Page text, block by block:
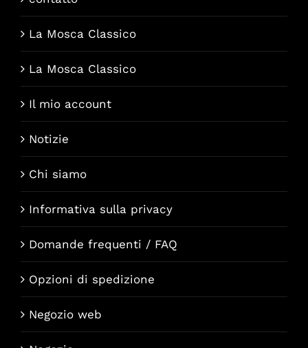
La Mosca Classico
La Mosca Classico
Il mio account
Notizie
Chi siamo
Informativa sulla privacy
Domande frequenti / FAQ
Opzioni di spedizione
Negozio web